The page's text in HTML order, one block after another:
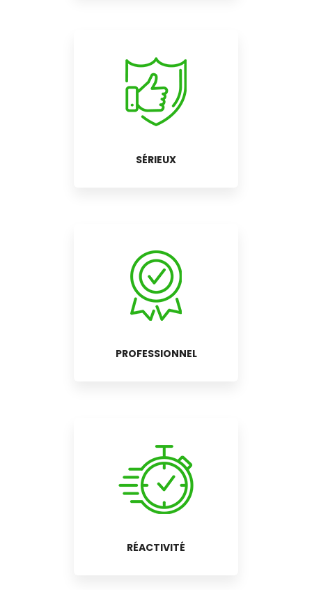
SÉRIEUX
PROFESSIONNEL
RÉACTIVITÉ